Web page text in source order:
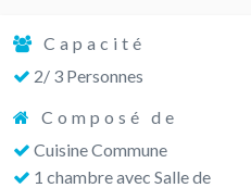
Capacité
2/ 3 Personnes
Composé de
Cuisine Commune
1 chambre avec Salle de